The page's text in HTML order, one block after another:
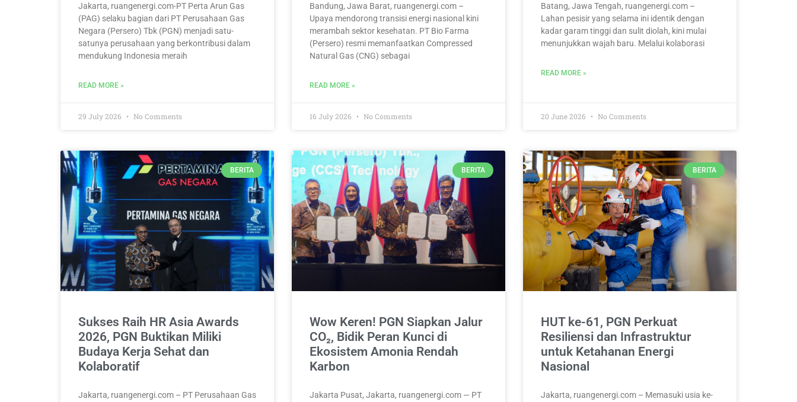
Jakarta, ruangenergi.com-PT Perta Arun Gas
(PAG) selaku bagian dari PT Perusahaan Gas
Negara (Persero) Tbk (PGN) menjadi satu-
satunya perusahaan yang berkontribusi dalam
mendukung Indonesia meraih
READ MORE »
29 July 2026 No Comments
Bandung, Jawa Barat, ruangenergi.com –
Upaya mendorong transisi energi nasional kini
merambah sektor kesehatan. PT Bio Farma
(Persero) resmi memanfaatkan Compressed
Natural Gas (CNG) sebagai
READ MORE »
16 July 2026 No Comments
Batang, Jawa Tengah, ruangenergi.com –
Lahan pesisir yang selama ini identik dengan
kadar garam tinggi dan sulit diolah, kini mulai
menunjukkan wajah baru. Melalui kolaborasi
READ MORE »
20 June 2026 No Comments
BERITA
Sukses Raih HR Asia Awards
2026, PGN Buktikan Miliki
Budaya Kerja Sehat dan
Kolaboratif
Jakarta, ruangenergi.com – PT Perusahaan Gas
BERITA
Wow Keren! PGN Siapkan Jalur
CO₂, Bidik Peran Kunci di
Ekosistem Amonia Rendah
Karbon
Jakarta Pusat, Jakarta, ruangenergi.com — PT
BERITA
HUT ke-61, PGN Perkuat
Resiliensi dan Infrastruktur
untuk Ketahanan Energi
Nasional
Jakarta, ruangenergi.com – Memasuki usia ke-